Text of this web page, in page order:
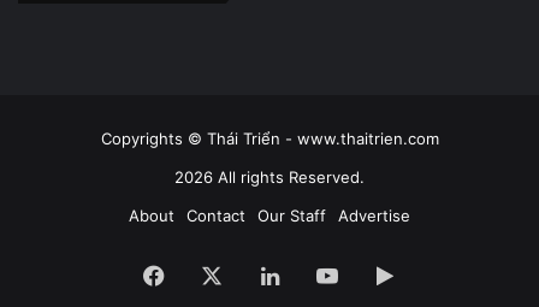
Copyrights © Thái Triển - www.thaitrien.com
2026 All rights Reserved.
About
Contact Our Staff Advertise
Facebook LinkedInYouTubeGoogle